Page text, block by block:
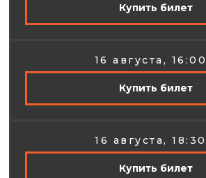
Купить билет
16 августа, 16:00
Купить билет
16 августа, 18:30
Купить билет